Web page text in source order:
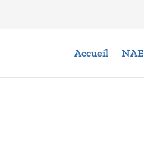
Accueil NAE